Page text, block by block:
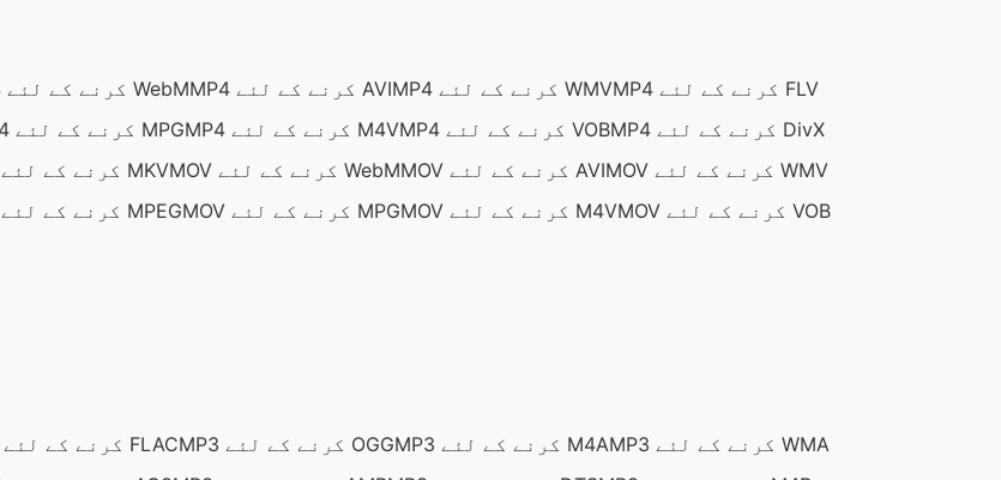
MP4 کرنے کے لئے WebM MP4 کرنے کے لئے AVI MP4 کرنے کے لئے WMV
MP4 کرنے کے لئے FLV
MP4 کرنے کے لئے MPG MP4 کرنے کے لئے M4V MP4 کرنے کے لئے VOB
MP4 کرنے کے لئے DivX
MOV کرنے کے لئے MKV MOV کرنے کے لئے WebM MOV کرنے کے لئے AVI
MOV کرنے کے لئے WMV
MOV کرنے کے لئے MPEG MOV کرنے کے لئے MPG MOV کرنے کے لئے M4V MOV کرنے کے لئے VOB
MP3 کرنے کے لئے FLAC MP3 کرنے کے لئے OGG MP3 کرنے کے لئے M4A
MP3 کرنے کے لئے WMA